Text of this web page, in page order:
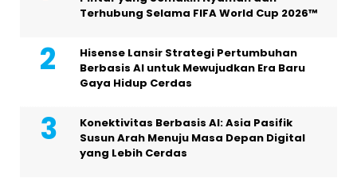
Terhubung Selama FIFA World Cup 2026™
Hisense Lansir Strategi Pertumbuhan
Berbasis AI untuk Mewujudkan Era Baru
Gaya Hidup Cerdas
Konektivitas Berbasis AI: Asia Pasifik
Susun Arah Menuju Masa Depan Digital
yang Lebih Cerdas